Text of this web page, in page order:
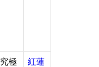
究極
紅蓮